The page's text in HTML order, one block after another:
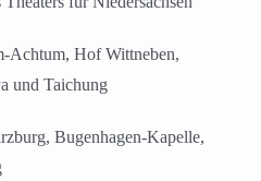
Achtum, Hof Wittneben,
und Taichung
Bugenhagen-Kapelle,